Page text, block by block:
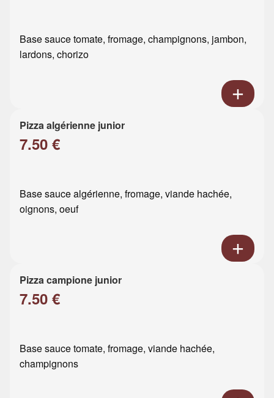
Base sauce tomate, fromage, champignons, jambon,
lardons, chorizo
Pizza algérienne junior
7.50 €
Base sauce algérienne, fromage, viande hachée,
oignons, oeuf
Pizza campione junior
7.50 €
Base sauce tomate, fromage, viande hachée,
champignons